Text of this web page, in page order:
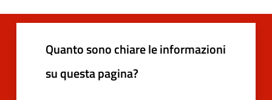
Quanto sono chiare le informazioni
su questa pagina?